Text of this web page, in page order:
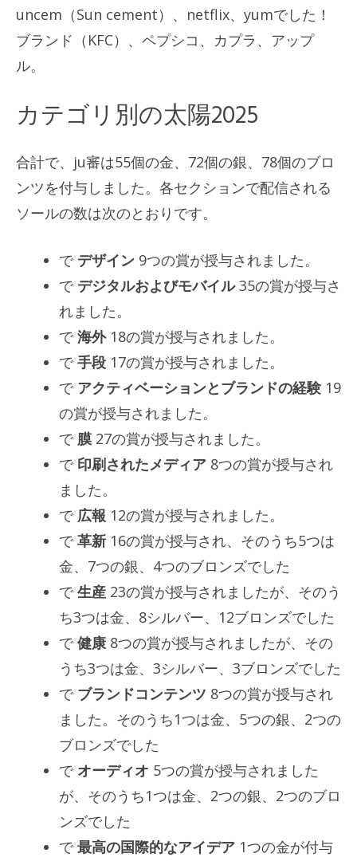
uncem（Sun cement）、netflix、yumでした！
ブランド（KFC）、ペプシコ、カプラ、アップ
ル。
カテゴリ別の太陽2025
合計で、ju審は55個の金、72個の銀、78個のブロ
ンツを付与しました。各セクションで配信される
ソールの数は次のとおりです。
で デザイン 9つの賞が授与されました。
で デジタルおよびモバイル 35の賞が授与さ
れました。
で海外18の賞が授与されました。
で手段 17の賞が授与されました。
で アクティベーションとブランドの経験 19
の賞が授与されました。
で 膜 27の賞が授与されました。
で 印刷されたメディア 8つの賞が授与され
ました。
で 広報 12の賞が授与されました。
で 革新 16の賞が授与され、そのうち5つは
金、7つの銀、4つのブロンズでした
で生産 23の賞が授与されましたが、そのう
ち3つは金、8シルバー、12ブロンズでした
で健康8つの賞が授与されましたが、その
うち3つは金、3シルバー、3ブロンズでした
で ブランドコンテンツ 8つの賞が授与され
ました。そのうち1つは金、5つの銀、2つの
ブロンズでした
で オーディオ 5つの賞が授与されました
が、そのうち1つは金、2つの銀、2つのブロ
ンズでした
で最高の国際的なアイデア 1つの金が付与